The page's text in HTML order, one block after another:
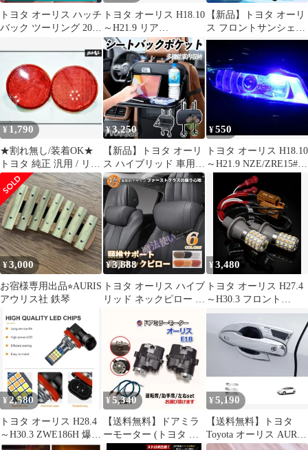
トヨタ オーリス ハッチ
バック ツーリング 2006
2019 2021 用ユニバーサ
ル カーシート漏れ防止
ストリップ サイドシ
トヨタ オーリス H18.10
～H21.9 リア
NZE/ZRE15#系 高輝度
ウインカー ポジション
化キット T20 ピンチ部
違い LED バルブ 54連
搭載 白&黄 ハイフラ防
止抵抗器付 新品 送料無
料
【新品】トヨタ オーリ
ス フロントサンシェー
ドフロントガラス サン
シェード シェードカー
テン 日よけ パラソル
フロント ガラス 車 遮
光 遮熱 暑さ対策
¥ 1,790
★割れ無し/装着OK★
トヨタ 純正 汎用 / リフ
レクター 反射板 / 250-
78794 2個セット カロー
ラ / カローラルミオン /
オーリス / iQ 即納
¥3,250
【新品】トヨタ オーリ
ス ハイブリッド 車用シ
ートバックポケット テ
ーブル＆ドリンクホル
ダー一体型 大容量ティ
ッシュ収納 後部座席便
利グッズ 車内整理
fuu78
¥550
トヨタ オーリス H18.10
～H21.9 NZE/ZRE15#系
高輝度 T10 LED バルブ
12V COBチップ搭載 7
色選択可 ポジションラ
ンプ スモールランプ 車
幅灯用 2個SET 新品
¥3,000
お宿様専用出品⭐︎AURIS
アウリス社 鉄琴
¥3,888
トヨタ オーリス ハイブ
リッド ネックピロー 2
ヘッドレスト クッショ
ン 通気性抜群
CTZ86Q338
¥3,480
トヨタ オーリス H27.4
～H30.3 フロント
NRE/NZE/ZRE18#系 高
輝度 ウインカー ポジシ
ョン化キット T20 ピン
チ部違い LED バルブ
54連搭載 白&黄 ハイフ
ラ防止抵抗器付 新品 送
料無料
¥2,580
トヨタ オーリス H28.4
～H30.3 ZWE186H 爆光
単色 H8/H11/H16 LED
¥5,340
【送料無料】ドアミラ
ーモーター (トヨタ オ
ーリス E18) 電動格納ド
¥ 5,190
【送料無料】トヨタ
Toyota オーリス AURIS
2018年モデル ドアハン